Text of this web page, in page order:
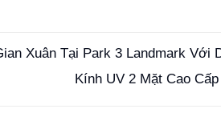
Xuân Tại Park 3 Landmark Với
Kính UV 2 Mặt Cao Cấp